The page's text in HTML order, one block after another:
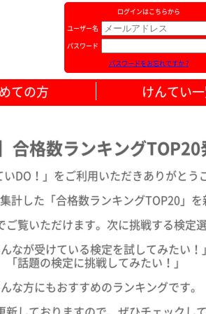
ログインはこちらから
ユーザー名
パスワード
パスワードをお忘れですか ?
ての方 けんてい
合格数ランキングTOP20
いDO！」をご利用いただきありがとう
計した「合格数ランキングTOP20」を
覧いただけます。次に挑戦する検定
んなが受けている検定を試してみたい！
「話題の検定に挑戦してみたい！」
な方にもおすすめのランキングです。